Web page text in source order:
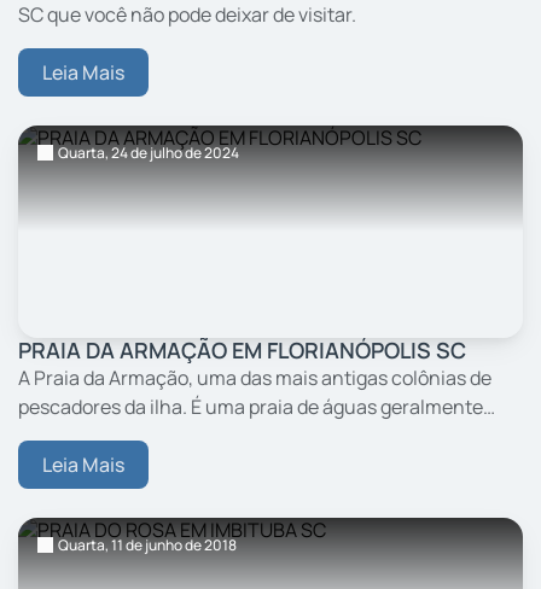
SC que você não pode deixar de visitar.
Leia Mais
Quarta,24de julhode 2024
PRAIA DA ARMAÇÃO EM FLORIANÓPOLIS SC
A Praia da Armação, uma das mais antigas colônias de
pescadores da ilha. É uma praia de águas geralmente
mais calmas, num cenário bucólico composto por vários
barcos de pescadores.
Leia Mais
Quarta,11de junhode 2018